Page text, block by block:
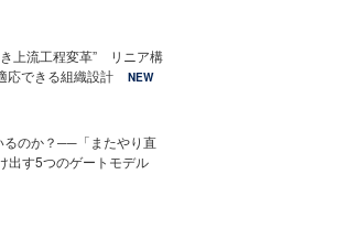
上流工程変革” リニア構
応できる組織設計
NEW
るのか？──「またやり直
出す5つのゲートモデル